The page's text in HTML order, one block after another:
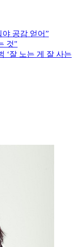
공감 얻어”
것"
‘잘 노는 게 잘 사는